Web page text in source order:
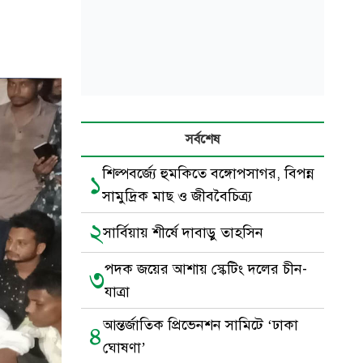
সর্বশেষ
১শিল্পবর্জ্যে হুমকিতে বঙ্গোপসাগর, বিপন্ন
সামুদ্রিক মাছ ও জীববৈচিত্র্য
২সার্বিয়ায় শীর্ষে দাবাড়ু তাহসিন
৩পদক জয়ের আশায় স্কেটিং দলের চীন-
যাত্রা
৪আন্তর্জাতিক প্রিভেনশন সামিটে ‘ঢাকা
ঘোষণা’